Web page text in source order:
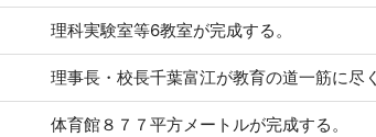
校
WEB
理科実験室等6教室が完成する。
理事長・校長千葉富江が教育の道一筋に
体育館８７７平方メートルが完成する。